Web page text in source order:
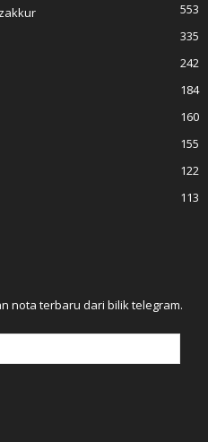
553
335
242
184
160
155
122
113
nota terbaru dari bilik telegram.